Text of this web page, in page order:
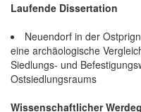
Laufende Dissertation
Neuendorf in der
eine archäologische
Siedlungs- und
Ostsiedlungsraums
Wissenschaftlicher